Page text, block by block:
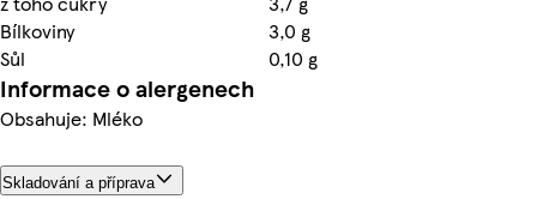
Bílkoviny
3,0 g
Sůl
0,10 g
Informace o alergenech
Obsahuje: Mléko
Skladování a příprava